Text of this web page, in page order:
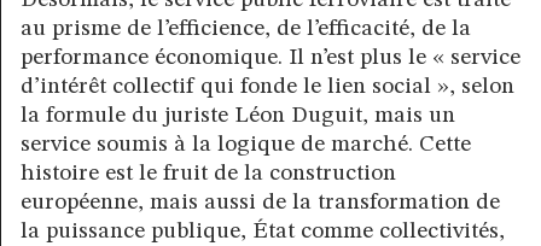
au prisme de l’efficience, de l’efficacité, de la
performance économique. Il n’est plus le « service
d’intérêt collectif qui fonde le lien social », selon
la formule du juriste Léon Duguit, mais un
service soumis à la logique de marché. Cette
histoire est le fruit de la construction
européenne, mais aussi de la transformation de
la puissance publique, État comme collectivités,